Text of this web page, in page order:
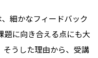
細かなフィードバック
題に向き合える点にも大
そうした理由から、受講